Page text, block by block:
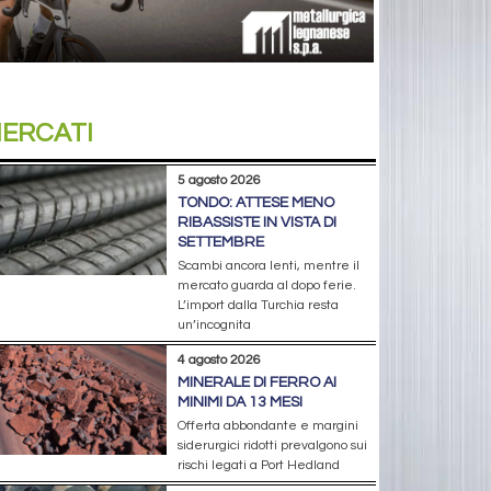
5 agosto 2026
TONDO: ATTESE MENO
RIBASSISTE IN VISTA DI
SETTEMBRE
Scambi ancora lenti, mentre il
mercato guarda al dopo ferie.
L’import dalla Turchia resta
un’incognita
4 agosto 2026
MINERALE DI FERRO AI
MINIMI DA 13 MESI
Offerta abbondante e margini
siderurgici ridotti prevalgono sui
rischi legati a Port Hedland